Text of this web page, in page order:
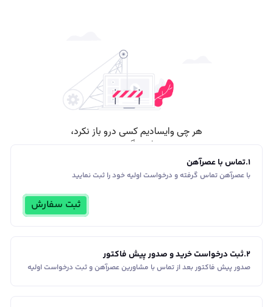
1
.تماس با عصرآهن
با عصرآهن تماس گرفته و درخواست اولیه خود را ثبت نمایید
ثبت سفارش
2
.ثبت درخواست خرید و صدور پیش فاکتور
صدور پیش فاکتور بعد از تماس با مشاورین عصر‌آهن و ثبت درخواست اولیه